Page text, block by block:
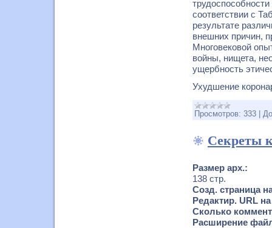
соответствии с
результате
внешних причин,
Многовековой
войны, нищета,
ущербность
Ухудшение
Просмотров: 333
Секреты
Размер арх.:
138 стр.
Созд. страница
Редактир. URL
Сколько
Расширение